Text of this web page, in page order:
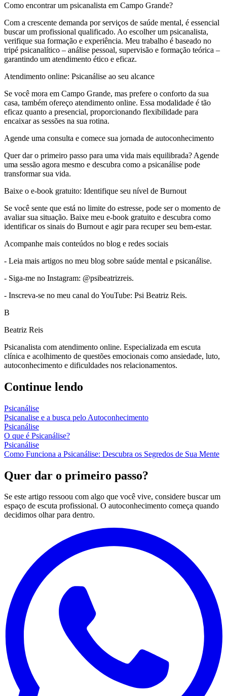
Como encontrar um psicanalista em Campo Grande?
Com a crescente demanda por serviços de saúde mental, é essencial
buscar um profissional qualificado. Ao escolher um psicanalista,
verifique sua formação e experiência. Meu trabalho é baseado no
tripé psicanalítico – análise pessoal, supervisão e formação teórica –
garantindo um atendimento ético e eficaz.
Atendimento online: Psicanálise ao seu alcance
Se você mora em Campo Grande, mas prefere o conforto da sua
casa, também ofereço atendimento online. Essa modalidade é tão
eficaz quanto a presencial, proporcionando flexibilidade para
encaixar as sessões na sua rotina.
Agende uma consulta e comece sua jornada de autoconhecimento
Quer dar o primeiro passo para uma vida mais equilibrada? Agende
uma sessão agora mesmo e descubra como a psicanálise pode
transformar sua vida.
Baixe o e-book gratuito: Identifique seu nível de Burnout
Se você sente que está no limite do estresse, pode ser o momento de
avaliar sua situação. Baixe meu e-book gratuito e descubra como
identificar os sinais do Burnout e agir para recuper seu bem-estar.
Acompanhe mais conteúdos no blog e redes sociais
- Leia mais artigos no meu blog sobre saúde mental e psicanálise.
- Siga-me no Instagram: @psibeatrizreis.
- Inscreva-se no meu canal do YouTube: Psi Beatriz Reis.
B
Beatriz Reis
Psicanalista com atendimento online. Especializada em escuta
clínica e acolhimento de questões emocionais como ansiedade, luto,
autoconhecimento e dificuldades nos relacionamentos.
Continue lendo
Psicanálise
Psicanalise e a busca pelo Autoconhecimento
Psicanálise
O que é Psicanálise?
Psicanálise
Como Funciona a Psicanálise: Descubra os Segredos de Sua Mente
Quer dar o primeiro passo?
Se este artigo ressoou com algo que você vive, considere buscar um
espaço de escuta profissional. O autoconhecimento começa quando
decidimos olhar para dentro.